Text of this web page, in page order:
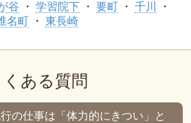
谷 学習院下 要町
千川
名町
東長崎
くある質問
の仕事は「体力的にきつい」と